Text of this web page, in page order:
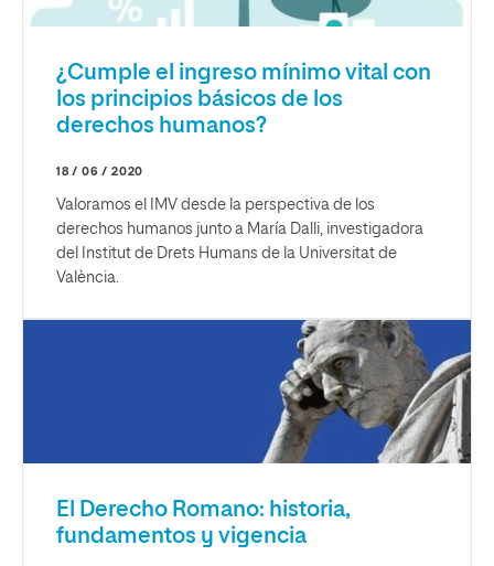
¿Cumple el ingreso mínimo vital con
los principios básicos de los
derechos humanos?
18 / 06 / 2020
Valoramos el IMV desde la perspectiva de los
derechos humanos junto a María Dalli, investigadora
del Institut de Drets Humans de la Universitat de
València.
El Derecho Romano: historia,
fundamentos y vigencia